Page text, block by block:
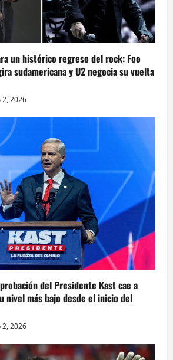
un histórico regreso del rock: Foo
sudamericana y U2 negocia su vuelta
2, 2026
del Presidente Kast cae a
nivel más bajo desde el inicio del
2, 2026